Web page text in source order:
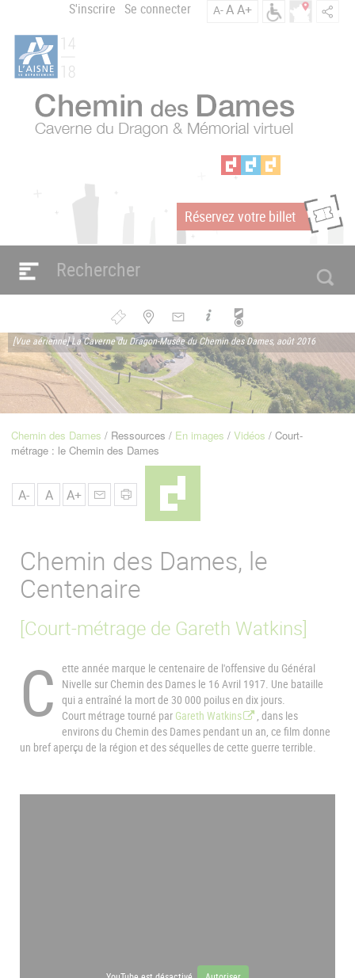
contenu
principal
Menu
du
compte
l'utilisateur
S'inscrire Se connecter A-AA+
i
n
a
m
e
Réservez votre billet
Navigation
Bouton
de
Navigation
[Vue aérienne] La Caverne du Dragon-Musée du Chemin des Dames, août 2016
Fil
Chemin des Dames Ressources En images Vidéos Court-
métrage : le Chemin des Dames
A- A A+
Chemin des Dames, le
Centenaire
[Court-métrage de Gareth Watkins]
C ette année marque le centenaire de l'offensive du Général
Nivelle sur Chemin des Dames le 16 Avril 1917. Une bataille
qui a entraîné la mort de 30 000 poilus en dix jours.
Court métrage tourné par Gareth Watkins
, dans les
environs du Chemin des Dames pendant un an, ce film donne
un bref aperçu de la région et des séquelles de cette guerre terrible.